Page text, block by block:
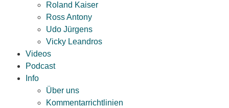
Roland Kaiser
Ross Antony
Udo Jürgens
Vicky Leandros
Videos
Podcast
Info
Über uns
Kommentarrichtlinien